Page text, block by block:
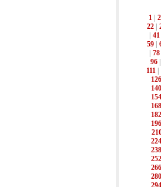
1
2
22|
41
59|
78
96
111|
126
140
154
168
182
196
224
238
252
266
280
294